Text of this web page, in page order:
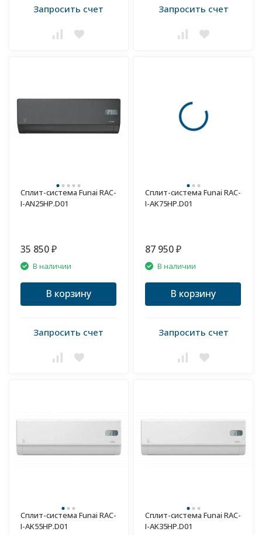
Запросить счет Запросить счет
Сплит-система Funai RAC-
I-AN25HP.D01
35 850 ₽
В наличии
В корзину
Запросить счет
Сплит-система Funai RAC-
I-AK75HP.D01
87 950 ₽
В наличии
В корзину
Запросить счет
Сплит-система Funai RAC-
I-AK55HP.D01
Сплит-система Funai RAC-
I-AK35HP.D01